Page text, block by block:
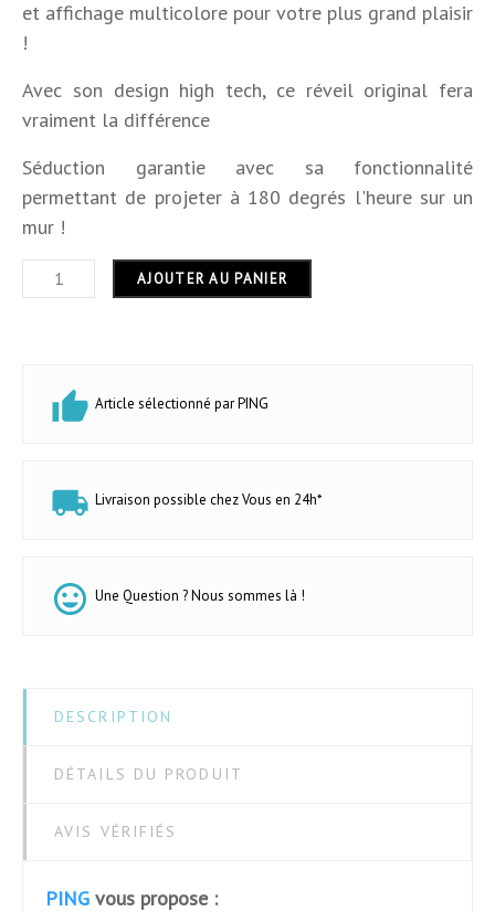
et affichage multicolore pour votre plus grand plaisir
!
Avec son design high tech, ce réveil original fera
vraiment la différence
Séduction garantie avec sa fonctionnalité
permettant de projeter à 180 degrés l'heure sur un
mur !
AJOUTER AU PANIER
Article sélectionné par PING
Livraison possible chez Vous en 24h*
Une Question ? Nous sommes là !
DESCRIPTION
DÉTAILS DU PRODUIT
AVIS VÉRIFIÉS
PING vous propose :
Longueur
Forme rectangulaire
Tactile NON
Usage intérieur